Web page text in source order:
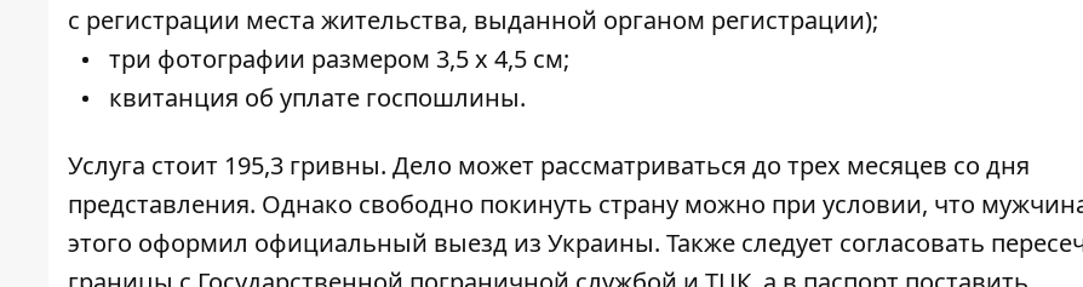
с регистрации места жительства, выданной органом регистрации);
три фотографии размером 3,5 х 4,5 см;
квитанция об уплате госпошлины.
Услуга стоит 195,3 гривны. Дело может рассматриваться до трех месяцев со дня
представления. Однако свободно покинуть страну можно при условии, что
этого оформил официальный выезд из Украины. Также следует согласовать